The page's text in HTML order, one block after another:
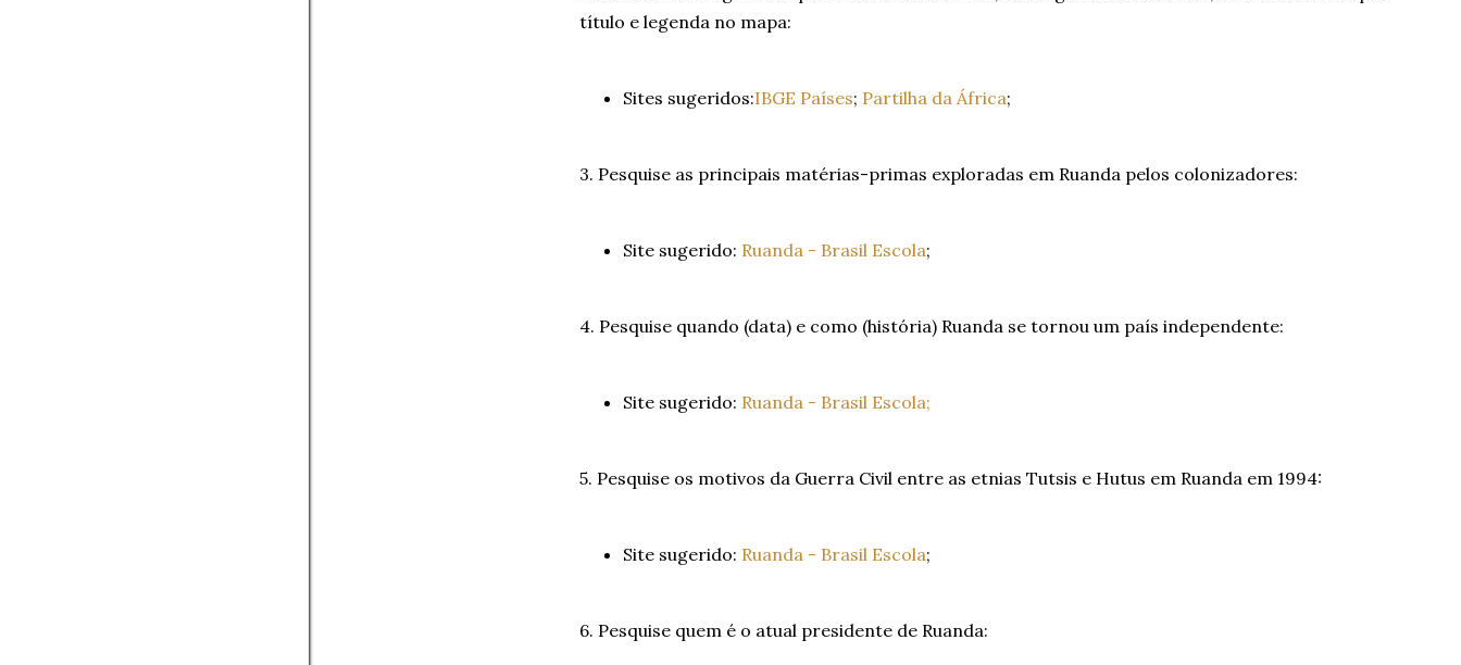
título e legenda no mapa:
Sites sugeridos:IBGE Países; Partilha da África;
3. Pesquise as principais matérias-primas exploradas em Ruanda pelos colonizadores:
Site sugerido: Ruanda - Brasil Escola;
4. Pesquise quando (data) e como (história) Ruanda se tornou um país independente:
Site sugerido: Ruanda - Brasil Escola;
5. Pesquise os motivos da Guerra Civil entre as etnias Tutsis e Hutus em Ruanda em 1994:
Site sugerido: Ruanda - Brasil Escola;
6. Pesquise quem é o atual presidente de Ruanda: